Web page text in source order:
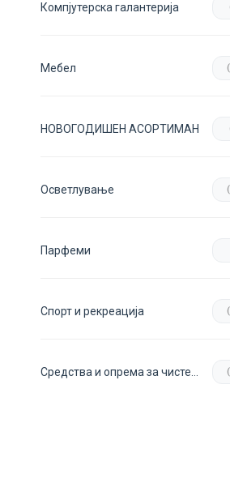
Компјутерска галантерија
Мебел
НОВОГОДИШЕН АСОРТИМАН
Осветлување
Парфеми
Спорт и рекреација